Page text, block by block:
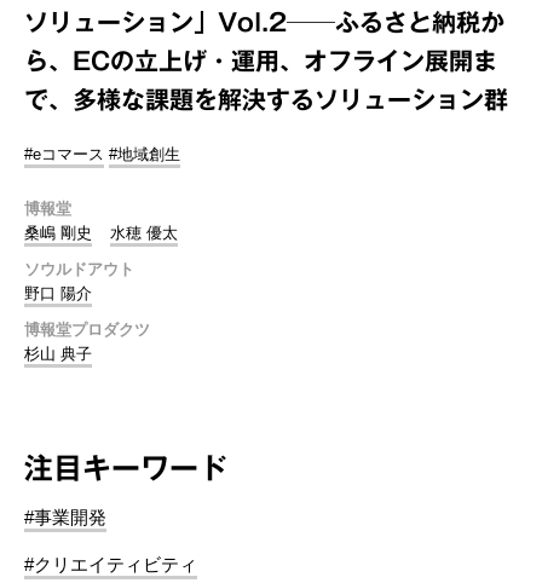
ソリューション」Vol.2──ふるさと納税か
ら、ECの立上げ・運用、オフライン展開ま
で、多様な課題を解決するソリューション群
#eコマース #地域創生
博報堂
桑嶋 剛史
水穂 優太
ソウルドアウト
野口 陽介
博報堂プロダクツ
杉山 典子
注目キーワード
#事業開発
#クリエイティビティ